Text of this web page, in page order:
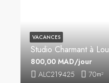
Studio Charmant à
ALC219425 70m²
800,00 MAD/jour
VACANCES